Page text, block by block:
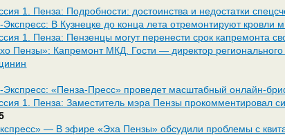
1. Пенза: Подробности: достоинства и недостатки
В Кузнецке до конца лета отремонтируют кровли
1. Пенза: Пензенцы могут перенести срок капремонта
Пензы»: Капремонт МКД. Гости — директор
«Пенза-Пресс» проведет масштабный онлайн-
1. Пенза: Заместитель мэра Пензы прокомментировал
— В эфире «Эха Пензы» обсудили проблемы с